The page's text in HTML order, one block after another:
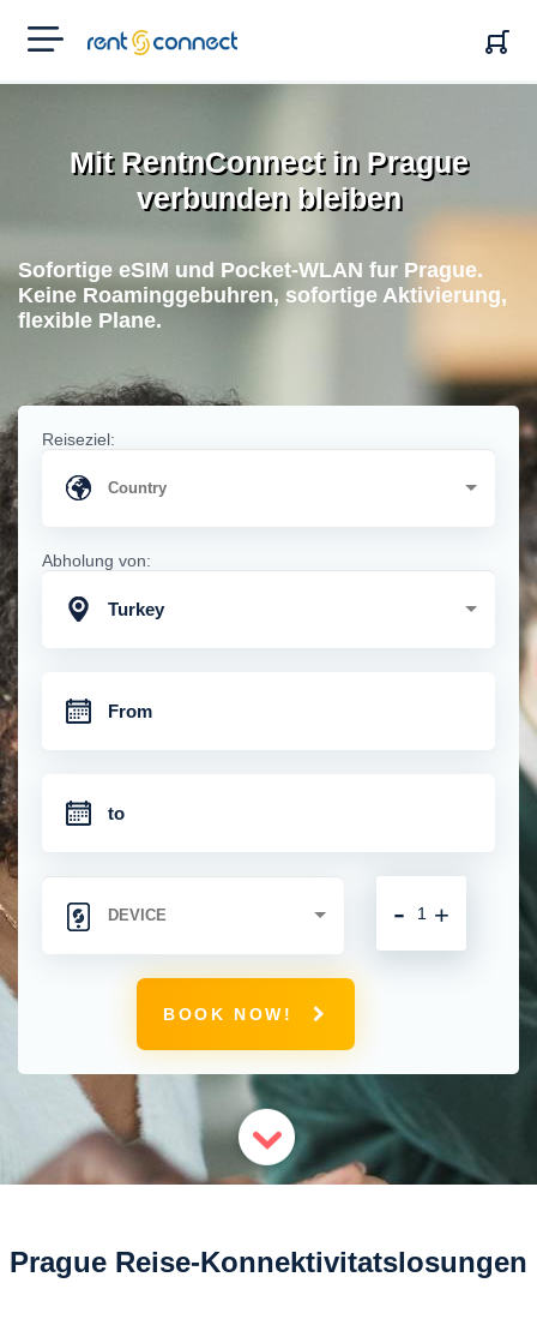
RENT'N
CONNECT
Mit RentnConnect in Prague
verbunden bleiben
Sofortige eSIM und Pocket-WLAN fur Prague.
Keine Roaminggebuhren, sofortige Aktivierung,
flexible Plane.
Reiseziel:
Abholung von:
Turkey
+
-
BOOK NOW!
Prague Reise-Konnektivitatslosungen